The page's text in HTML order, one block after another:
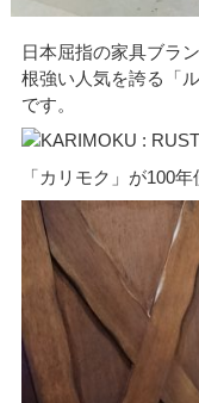
日本屈指の家具ブラ
根強い人気を誇る「
です。
「カリモク」が100